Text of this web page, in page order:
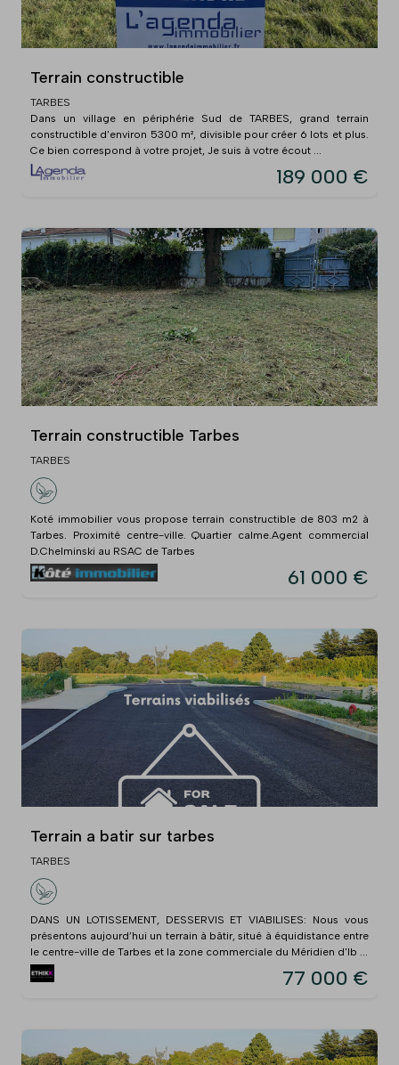
Terrain constructible
TARBES
Dans un village en périphérie Sud de TARBES, grand terrain
constructible d'environ 5300 m², divisible pour créer 6 lots et plus.
Ce bien correspond à votre projet, Je suis à votre écout ...
189 000 €
Terrain constructible Tarbes
TARBES
Koté immobilier vous propose terrain constructible de 803 m2 à
Tarbes. Proximité centre-ville. Quartier calme.Agent commercial
D.Chelminski au RSAC de Tarbes
61 000 €
Terrain a batir sur tarbes
TARBES
DANS UN LOTISSEMENT, DESSERVIS ET VIABILISES: Nous vous
présentons aujourd’hui un terrain à bâtir, situé à équidistance entre
le centre-ville de Tarbes et la zone commerciale du Méridien d'Ib ...
77 000 €